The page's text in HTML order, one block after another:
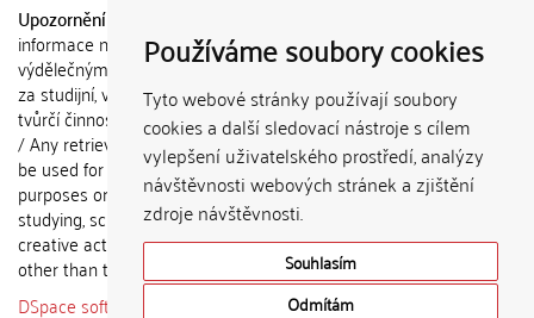
Používáme soubory cookies
Tyto webové stránky používají soubory
cookies a další sledovací nástroje s cílem
vylepšení uživatelského prostředí, analýzy
návštěvnosti webových stránek a zjištění
zdroje návštěvnosti.
Souhlasím
Odmítám
Upozornění / Notice:
informace nemohou být použity k
výdělečným účelům nebo vydávány
za studijní, vědeckou nebo jinou
tvůrčí činnost jiné osoby než autora.
/ Any retrieved information shall not
be used for any commercial
purposes or claimed as results of
studying, scientific or any other
creative activities of any person
other than the author.
DSpace software
copyright © 2002-